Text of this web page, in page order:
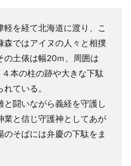
を経て北海道に渡り、こ
森ではアイヌの人々と相撲
の土俵は幅20ｍ、周囲は
本の柱の跡や大きな下駄
ている。
と闘いながら義経を守護し
業と信じ守護神としてあが
そばには弁慶の下駄をま